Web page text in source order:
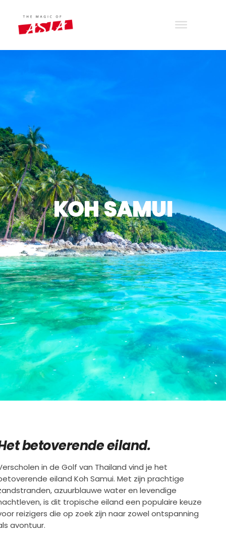
KOH SAMUI
betoverende eiland.
in de Golf van Thailand vind je het
eiland Koh Samui. Met zijn prachtige
azuurblauwe water en levendige
is dit tropische eiland een populaire keuze
reizigers die op zoek zijn naar zowel ontspanning
avontuur.